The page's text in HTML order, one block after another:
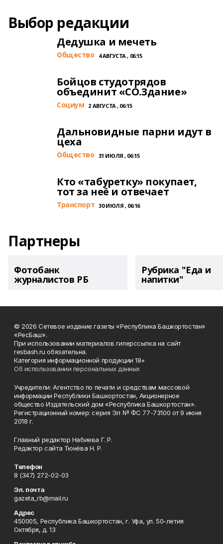
Выбор редакции
Дедушка и мечеть
Общество 4 АВГУСТА , 06:15
Бойцов студотрядов
объединит «СО.Здание»
Cоциум 2 АВГУСТА , 06:15
Дальновидные парни идут в
цеха
Общество 31 ИЮЛЯ , 06:15
Кто «табуретку» покупает,
тот за неё и отвечает
Транспорт 30 ИЮЛЯ , 06:16
Партнеры
Фотобанк
журналистов РБ
Рубрика "Еда и
напитки"
© 2026 Сетевое издание газеты «Республика Башкортостан»
«РесБаш».
При использовании материалов гиперссылка на сайт
resbash.ru обязательна.
Категория информационной продукции 18+
Об использовании персональных данных
Учредители: Агентство по печати и средствам массовой
информации Республики Башкортостан, Акционерное
общество Издательский дом «Республика Башкортостан».
Регистрационный номер: серия Эл № ФС 77-73100 от 9 июня
2018 г.
Главный редактор Набиева Г. Р.
Редактор сайта Тюнёва Н. Р.
Телефон
8 (347) 272-02-03
Эл. почта
gazeta_rb@mail.ru
Адрес
450005, Республика Башкортостан, г. Уфа, ул. 50-летия
Октября, д. 13